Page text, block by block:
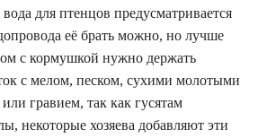
для птенцов предусматривается
её брать можно, но лучше
с кормушкой нужно держать
с мелом, песком, сухими молотыми
гравием, так как гусятам
некоторые хозяева добавляют эти